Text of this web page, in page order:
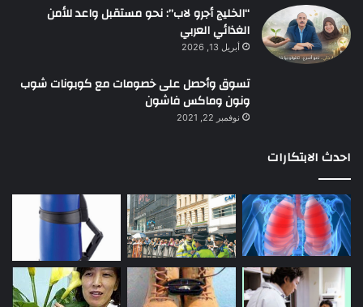
“الخليج أجرو لاب”: نحو مستقبل واعد للأمن
الغذائي العربي
أبريل 13, 2026
تسوق وأحصل على خصومات مع كوبونات شوب
ونون وماكس فاشون
نوفمبر 22, 2021
احدث الابتكارات